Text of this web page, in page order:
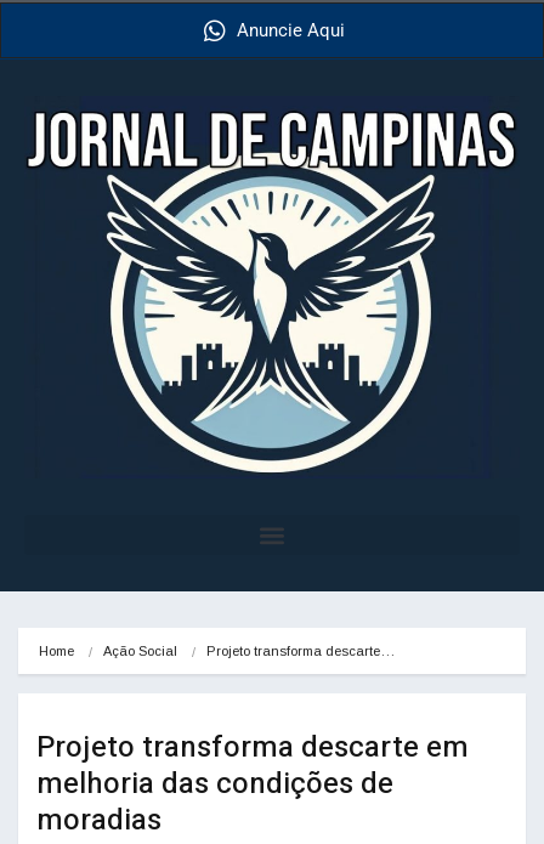
Anuncie Aqui
Home Ação Social Projeto transforma descarte…
Projeto transforma descarte em
melhoria das condições de
moradias